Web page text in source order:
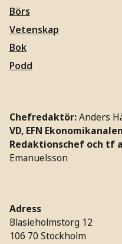
Börs
Vetenskap
Bok
Podd
Chefredaktör:Anders
VD, EFN
Redaktionschef och tf
Emanuelsson
Adress
Blasieholmstorg 12
106 70 Stockholm